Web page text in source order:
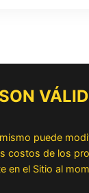
puede
costos de los
en el Sitio al